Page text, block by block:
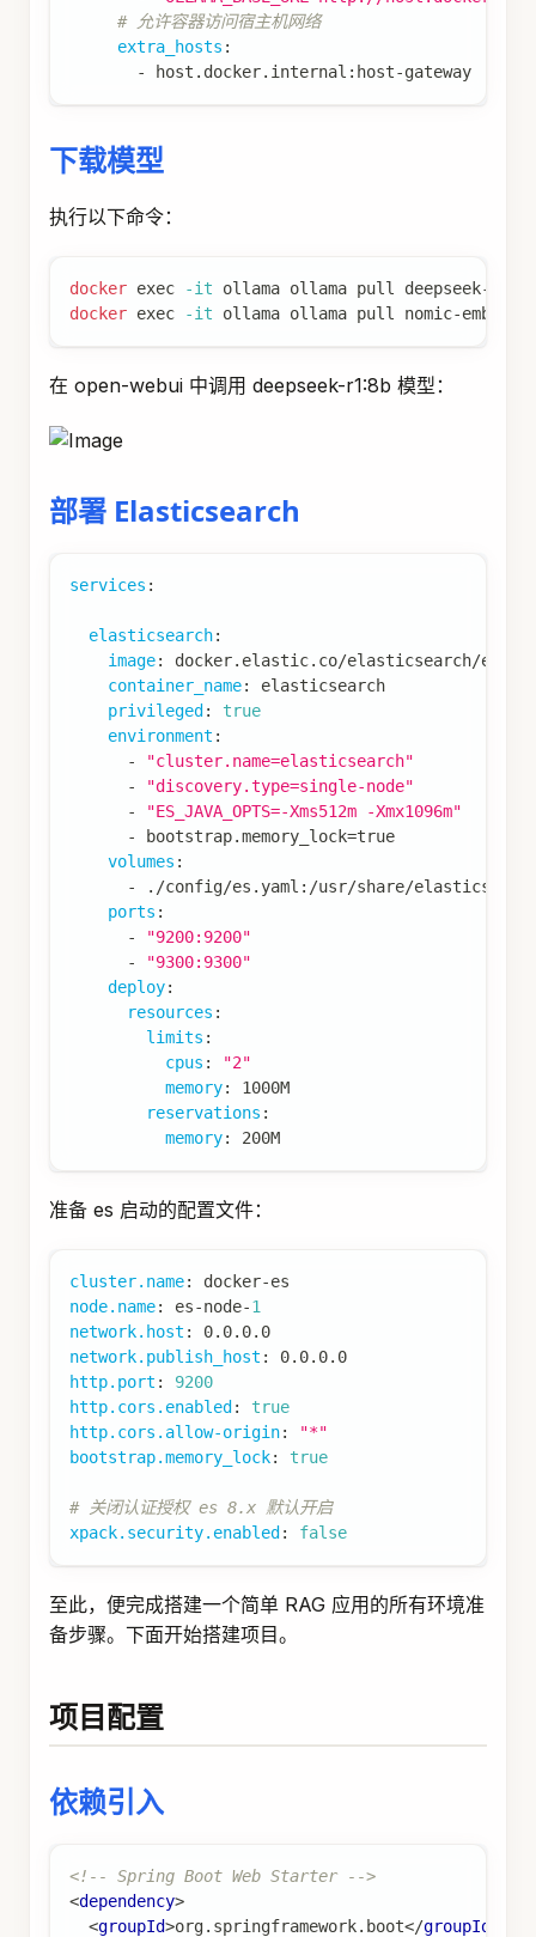
# 允许容器访问宿主机网络
extra_hosts :
-
host.docker.internal : host-gateway
下载模型
执行以下命令：
docker exec -it ollama ollama pull deepseek-
docker exec -it ollama ollama pull nomic-
在 open-webui 中调用 deepseek-r1:8b 模型：
部署 Elasticsearch
services :
elasticsearch:
image:
docker.elastic.co/elasticsearch/
container_name:
elasticsearch
privileged :
true
environment :
-
"cluster.name=elasticsearch"
-
"discovery.type=single-node"
-
"ES_JAVA_OPTS=-Xms512m -Xmx1096m"
-
bootstrap.memory_lock=true
volumes :
-
./config/es.yaml : /usr/share/
ports :
-
"9200:9200"
-
"9300:9300"
deploy:
resources :
limits :
cpus :
"2"
memory:
1000M
reservations :
memory: 200M
准备 es 启动的配置文件：
cluster.name: docker-es
node.name: es-node-1
network.host :
0.0.0.0
network.publish_host :
0.0.0.0
http.port :
9200
http.cors.enabled :
true
http.cors.allow-origin:
"*"
bootstrap.memory_lock: true
# 关闭认证授权 es 8.x 默认开启
xpack.security.enabled : false
至此，便完成搭建一个简单 RAG 应用的所有环境准
备步骤。下面开始搭建项目。
项目配置
依赖引入
<!-- Spring Boot Web Starter -->
<dependency>
<groupId>org.springframework.boot</groupId